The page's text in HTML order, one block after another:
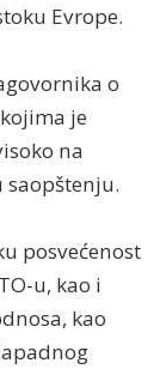
Evrope.
o
je
na
saopštenju.
posvećenost
u, kao i
kao